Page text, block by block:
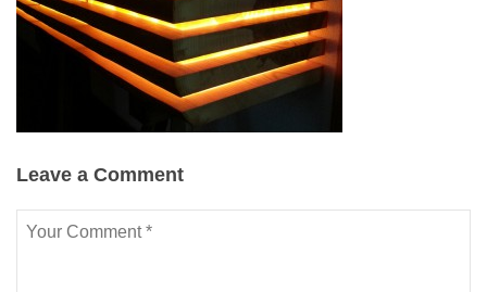
Leave a Comment